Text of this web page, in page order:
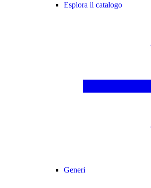
Esplora il catalogo
Generi